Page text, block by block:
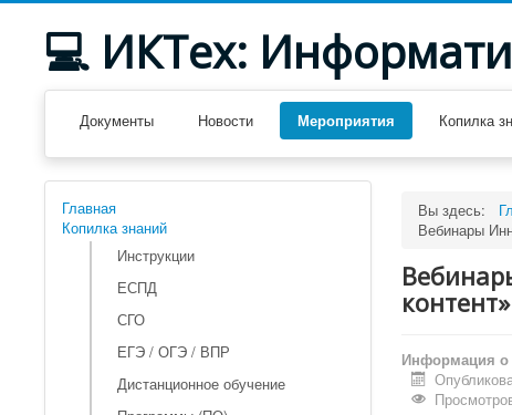
💻 ИКТех:
Документы Новости Мероприятия Копилка
Главная
Копилка знаний
Инструкции
ЕСПД
СГО
ЕГЭ / ОГЭ / ВПР
Дистанционное обучение
Вы здесь:
Вебинары
контент»
Информация о